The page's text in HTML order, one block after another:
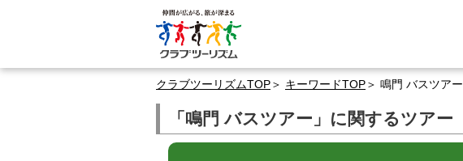
クラブツーリズムTOP キーワードTOP 鳴門 バスツアー
「鳴門 バスツアー」に関するツアー